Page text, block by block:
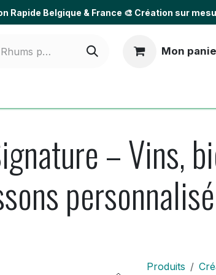
Rapide Belgique & France 🎨 Création sur
Mon
– Vins,
Produits